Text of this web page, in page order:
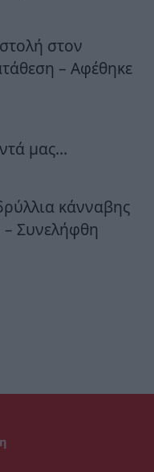
στον
– Αφέθηκε
μας…
κάνναβης
– Συνελήφθη